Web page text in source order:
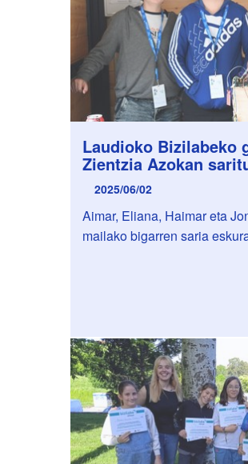
Laudioko Bizilabeko
Zientzia Azokan
2025/06/02
Aimar, Eliana, Haimar eta
mailako bigarren saria